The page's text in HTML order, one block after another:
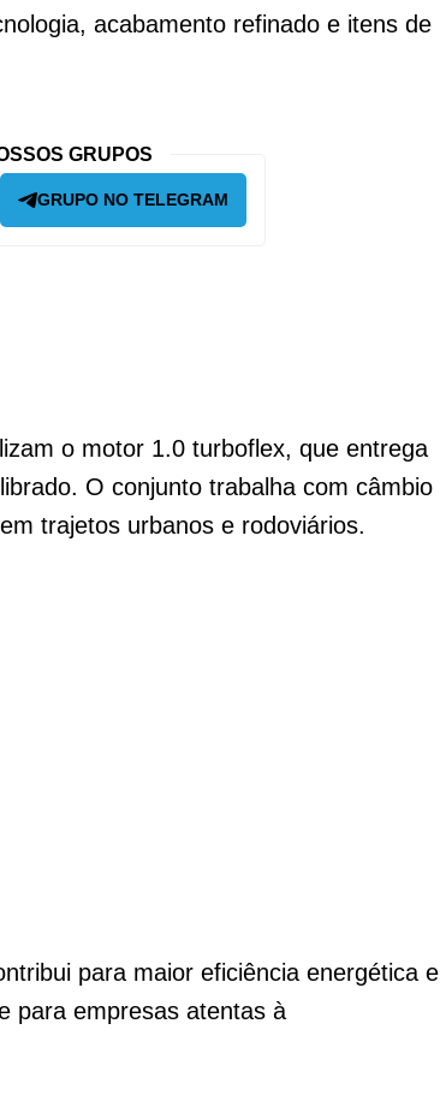
acabamento refinado e itens de
GRUPOS
GRUPO NO TELEGRAM
o motor 1.0 turboflex, que entrega
O conjunto trabalha com câmbio
trajetos urbanos e rodoviários.
para maior eficiência energética e
para empresas atentas à